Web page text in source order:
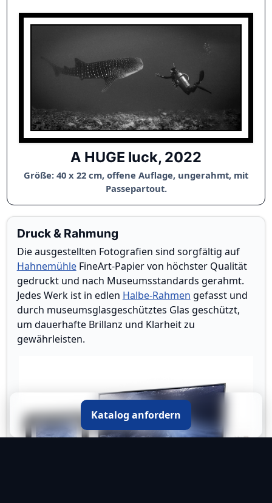
A HUGE luck, 2022
Größe: 40 x 22 cm, offene Auflage, ungerahmt, mit
Passepartout.
Druck & Rahmung
Die ausgestellten Fotografien sind sorgfältig auf
HahnemühleFineArt-Papier von höchster Qualität
gedruckt und nach Museumsstandards gerahmt.
Jedes Werk ist in edlen Halbe-Rahmen gefasst und
durch museumsglasgeschütztes Glas geschützt,
um dauerhafte Brillanz und Klarheit zu
gewährleisten.
Katalog anfordern